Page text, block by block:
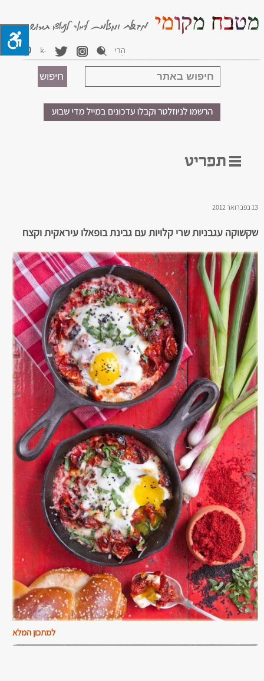
13 בפברואר 2012
שקשוקה עגבניות שרי קלויות עם גבינת בופאלו עיראקית וקצח
למתכון המלא